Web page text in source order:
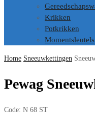
Krikken
Potkrikken
Momentsleutels
Home Sneeuwkettingen
Pewag
Code: N 68 ST